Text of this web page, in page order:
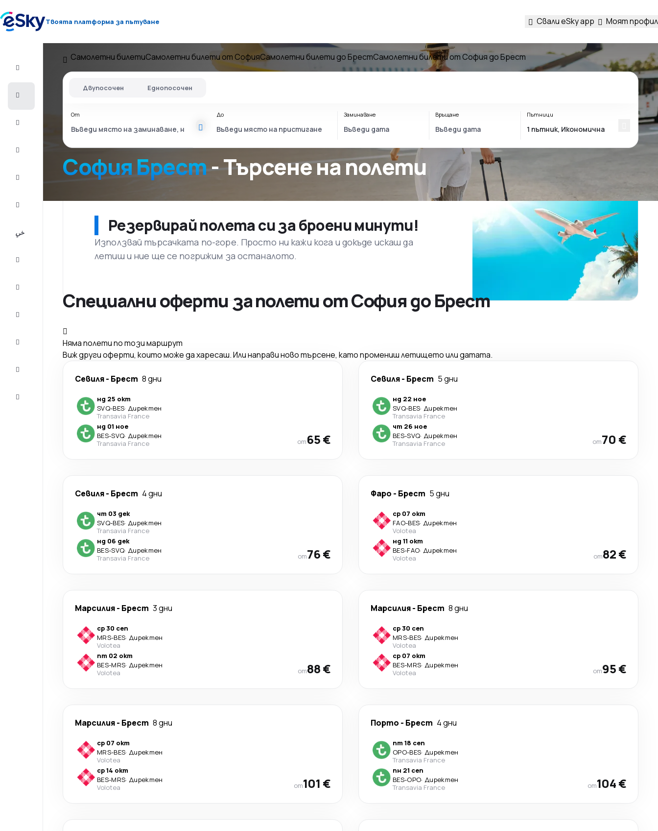
Твоята платформа за пътуване Свали eSky app Моят профил
Самолетни билетиСамолетни билети от СофияСамолетни билети до БрестСамолетни билети от София до Брест
София Брест- Търсене на полети
Двупосочен Еднопосочен
От До Заминаване Връщане Пътници
Резервирай полета си за броени минути!
Използвай търсачката по-горе. Просто ни кажи кога и докъде искаш да
летиш и ние ще се погрижим за останалото.
Специални оферти за полети от София до Брест
Няма полети по този маршрут
Виж други оферти, които може да харесаш. Или направи ново търсене, като промениш летището или датата.
Севиля- Брест 8 дни
нд 25 окт
SVQ-BES· Директен
Transavia France
нд 01 ное
BES-SVQ· Директен
Transavia France
от65 €
Севиля- Брест 5 дни
нд 22 ное
SVQ-BES· Директен
Transavia France
чт 26 ное
BES-SVQ· Директен
Transavia France
от70 €
Севиля- Брест 4 дни
чт 03 дек
SVQ-BES· Директен
Transavia France
нд 06 дек
BES-SVQ· Директен
Transavia France
от76 €
Фаро - Брест 5 дни
ср 07 окт
FAO-BES· Директен
Volotea
нд 11 окт
BES-FAO· Директен
Volotea
от82 €
Марсилия- Брест 3 дни
ср 30 сеп
MRS-BES· Директен
Volotea
пт 02 окт
BES-MRS· Директен
Volotea
от88 €
Марсилия- Брест 8 дни
ср 30 сеп
MRS-BES· Директен
Volotea
ср 07 окт
BES-MRS· Директен
Volotea
от95 €
Марсилия- Брест 8 дни
ср 07 окт
MRS-BES· Директен
Volotea
ср 14 окт
BES-MRS· Директен
Volotea
от101 €
Порто - Брест 4 дни
пт 18 сеп
OPO-BES· Директен
Transavia France
пн 21 сеп
BES-OPO· Директен
Transavia France
от104 €